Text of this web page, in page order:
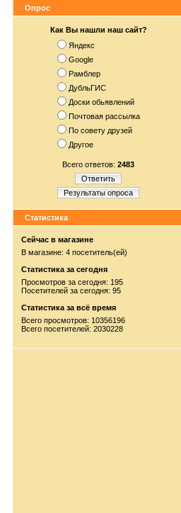
Опрос
Как Вы нашли наш сайт?
Яндекс
Google
Рамблер
ДубльГИС
Доски обьявлений
Почтовая рассылка
По совету друзей
Другое
Всего ответов: 2483
Ответить
Результаты опроса
Статистика
Сейчас в магазине
В магазине: 4 посетитель(ей)
Статистика за сегодня
Просмотров за сегодня: 195
Посетителей за сегодня: 95
Статистика за всё время
Всего просмотров: 10356196
Всего посетителей: 2030228